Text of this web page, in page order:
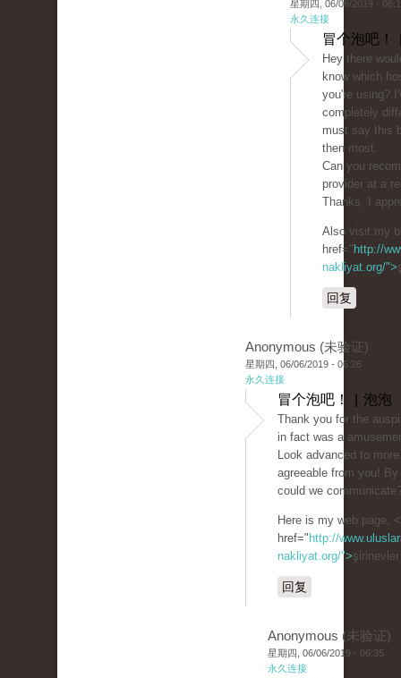
星期四, 06/06/2019 -
永久连接
冒个泡吧！
Hey there
know which
you're using?
completely
must say this
then most.
Can you
provider at a
Thanks, I
Also visit my
href=" http://
nakliyat.org/">
回复
Anonymous (未验证)
星期四, 06/06/2019 - 06:26
永久连接
冒个泡吧！ | 泡泡
Thank you for the
in fact was a
Look advanced to
agreeable from you!
could we
Here is my web page;
href=" http://
nakliyat.org/">
回复
Anonymous (未验证)
星期四, 06/06/2019 - 06:35
永久连接